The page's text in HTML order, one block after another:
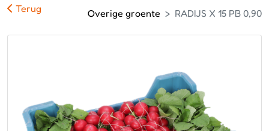
Terug Overige groente RADIJS X 15 PB 0,90